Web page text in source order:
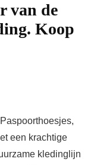
van de
Koop
een krachtige
kledinglijn